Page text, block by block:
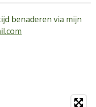
benaderen via mijn